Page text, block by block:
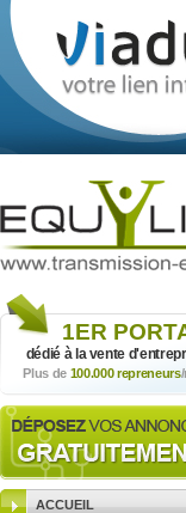
1ER
dédié à la vente
Plus de 100.000 repreneurs
ACCUEIL